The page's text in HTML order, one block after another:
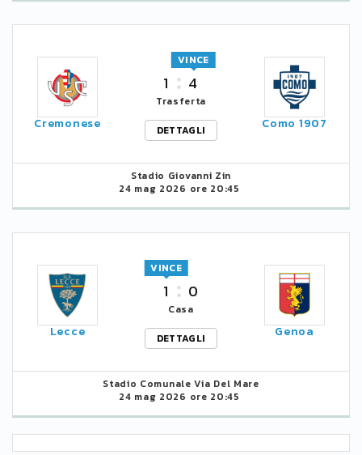
Cremonese
1 4
VINCE
Trasferta
DETTAGLI
Como 1907
Stadio Giovanni Zin
24 mag 2026 ore 20:45
Lecce
1
VINCE
0
Casa
DETTAGLI
Genoa
Stadio Comunale Via Del Mare
24 mag 2026 ore 20:45